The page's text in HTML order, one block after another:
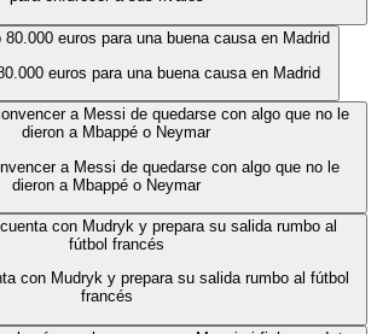
euros para una buena causa en Madrid
a Messi de quedarse con algo que no le
dieron a Mbappé o Neymar
con Mudryk y prepara su salida rumbo al fútbol
francés